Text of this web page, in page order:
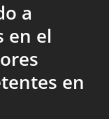
a
en el
en